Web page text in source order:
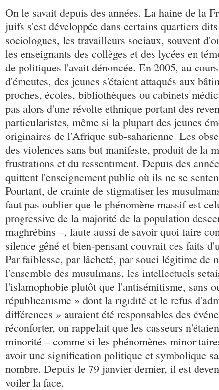
On le savait depuis des années. La haine de la
juifs s'est développée dans certains quartiers
sociologues, les travailleurs sociaux, souvent
les enseignants des collèges et des lycées en
de politiques l'avait dénoncée. En 2005, au
d'émeutes, des jeunes s'étaient attaqués aux
proches, écoles, bibliothèques ou cabinets
pas alors d'une révolte ethnique portant des
particularistes, même si la plupart des jeunes
originaires de l'Afrique sub-saharienne. Les
des violences sans but manifeste, produit de la
frustrations et du ressentiment. Depuis des
quittent l'enseignement public où ils ne se
Pourtant, de crainte de stigmatiser les
faut pas oublier que le phénomène massif est
progressive de la majorité de la population
maghrébins –, faute aussi de savoir quoi faire
silence gêné et bien-pensant couvrait ces faits
Par faiblesse, par lâcheté, par souci légitime de
l'ensemble des musulmans, les intellectuels
l'islamophobie plutôt que l'antisémitisme, sans
républicanisme » dont la rigidité et le refus
différences » auraient été responsables des
réconforter, on rappelait que les casseurs
minorité – comme si les phénomènes
avoir une signification politique et symbolique
nombre. Depuis le 79 janvier dernier, il est
voiler la face.